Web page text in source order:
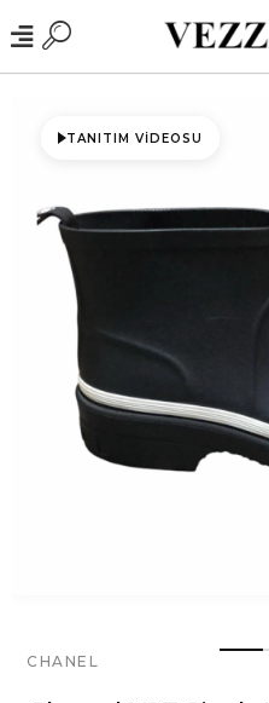
TANITIM VIDEOSU
CHANEL